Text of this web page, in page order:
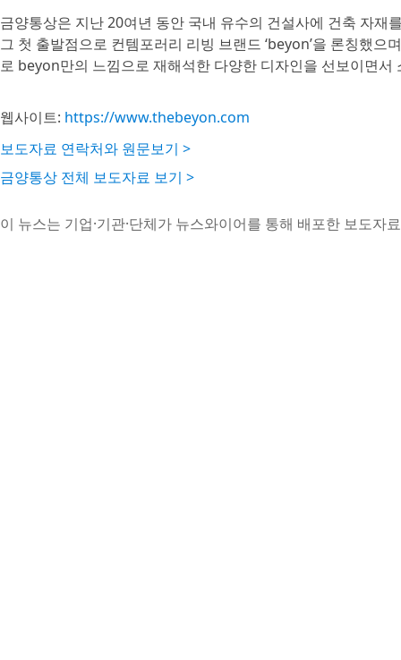
금양통상은 지난 20여년 동안 국내 유수의 건설사에 건축 자재
그 첫 출발점으로 컨템포러리 리빙 브랜드 ‘beyon’을 론칭했
로 beyon만의 느낌으로 재해석한 다양한 디자인을 선보이면서
웹사이트: https://www.thebeyon.com
보도자료 연락처와 원문보기 >
금양통상 전체 보도자료 보기 >
이 뉴스는 기업·기관·단체가 뉴스와이어를 통해 배포한 보도자